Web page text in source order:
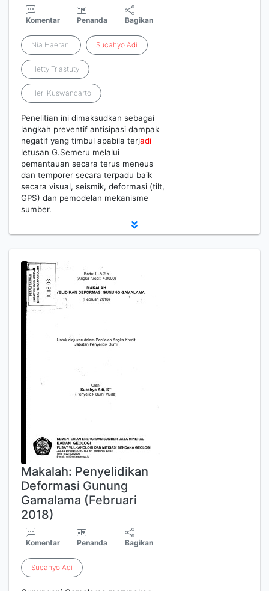
Komentar Penanda Bagikan
Nia Haerani Sucahyo Adi
Hetty Triastuty
Heri Kuswandarto
Penelitian ini dimaksudkan sebagai
langkah preventif antisipasi dampak
negatif yang timbul apabila terjadi
letusan G.Semeru melalui
pemantauan secara terus meneus
dan temporer secara terpadu baik
secara visual, seismik, deformasi (tilt,
GPS) dan pemodelan mekanisme
sumber.
Makalah: Penyelidikan
Deformasi Gunung
Gamalama (Februari
2018)
Komentar Penanda Bagikan
Sucahyo Adi